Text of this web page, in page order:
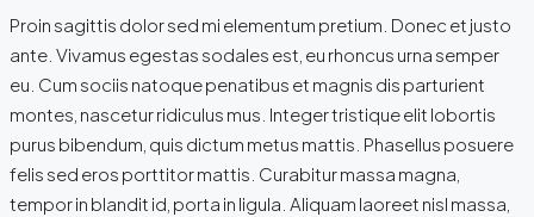
Proin sagittis dolor sed mi elementum pretium. Donec et justo
ante. Vivamus egestas sodales est, eu rhoncus urna semper
eu. Cum sociis natoque penatibus et magnis dis parturient
montes, nascetur ridiculus mus. Integer tristique elit lobortis
purus bibendum, quis dictum metus mattis. Phasellus posuere
felis sed eros porttitor mattis. Curabitur massa magna,
tempor in blandit id, porta in ligula. Aliquam laoreet nisl massa,